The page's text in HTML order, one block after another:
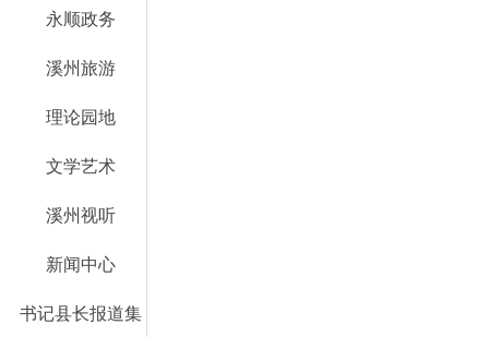
永顺政务
溪州旅游
理论园地
文学艺术
溪州视听
新闻中心
书记县长报道集